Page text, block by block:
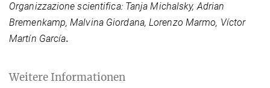
Organizzazione scientifica: Tanja Michalsky, Adrian
Bremenkamp, Malvina Giordana, Lorenzo Marmo, Víctor
Martín García.
Weitere Informationen